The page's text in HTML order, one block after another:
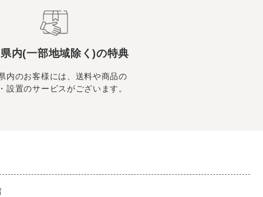
内(一部地域除く)の特典
内のお客様には、送料や商品の
設置のサービスがございます。